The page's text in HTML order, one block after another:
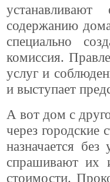
содержанию
специально
комиссия.
услуг и
и выступает
А вот дом с
через городские
назначается
спрашивают их
стоимости.